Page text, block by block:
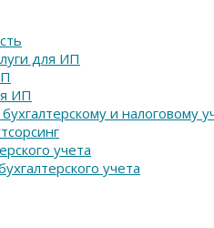
для ИП
ИП
и налоговому
учета
учета